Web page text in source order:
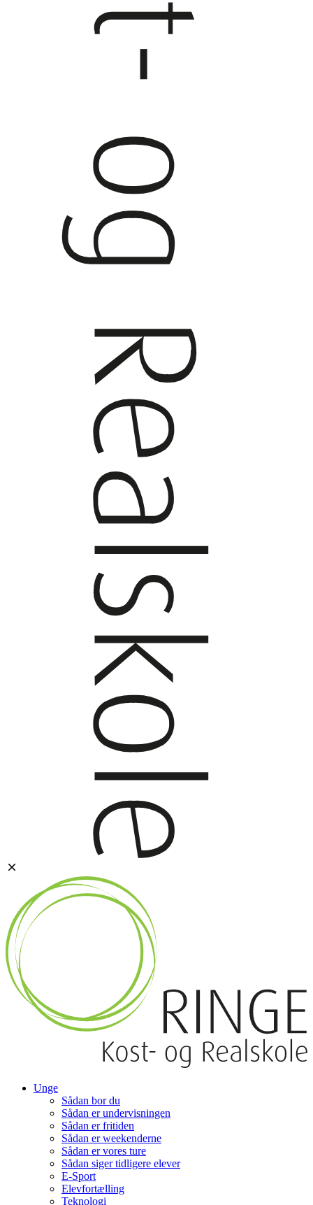
Unge
Sådan bor du
Sådan er undervisningen
Sådan er fritiden
Sådan er weekenderne
Sådan er vores ture
Sådan siger tidligere elever
E-Sport
Elevfortælling
Teknologi